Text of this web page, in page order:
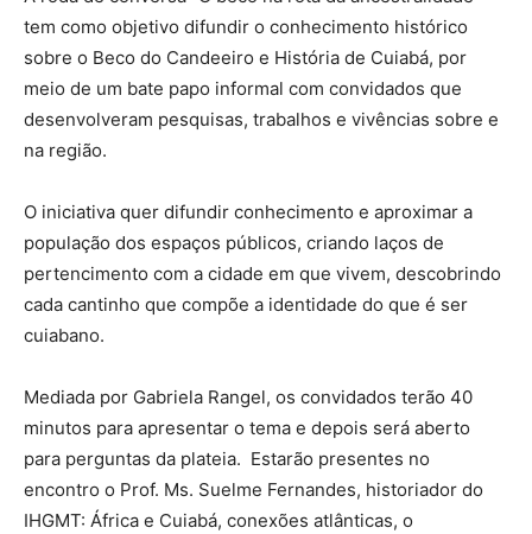
tem como objetivo difundir o conhecimento histórico
sobre o Beco do Candeeiro e História de Cuiabá, por
meio de um bate papo informal com convidados que
desenvolveram pesquisas, trabalhos e vivências sobre e
na região.
O iniciativa quer difundir conhecimento e aproximar a
população dos espaços públicos, criando laços de
pertencimento com a cidade em que vivem, descobrindo
cada cantinho que compõe a identidade do que é ser
cuiabano.
Mediada por Gabriela Rangel, os convidados terão 40
minutos para apresentar o tema e depois será aberto
para perguntas da plateia. Estarão presentes no
encontro o Prof. Ms. Suelme Fernandes, historiador do
IHGMT: África e Cuiabá, conexões atlânticas, o